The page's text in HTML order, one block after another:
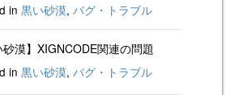
in 黒い砂漠, バグ・トラブル
砂漠】XIGNCODE関連の問題
in 黒い砂漠, バグ・トラブル